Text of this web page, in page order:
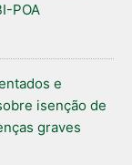
POA
e
isenção de
graves